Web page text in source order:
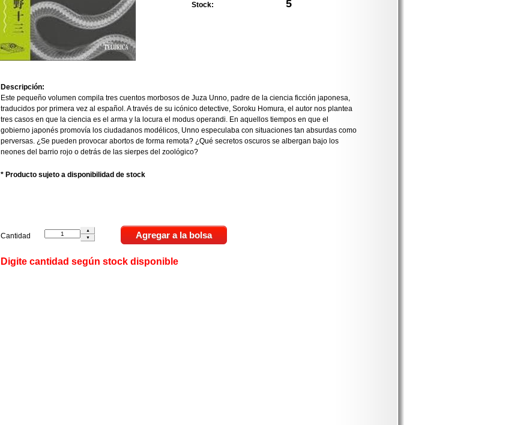
Stock: 5
Descripción:
Este pequeño volumen compila tres cuentos morbosos de Juza Unno, padre de la ciencia ficción japonesa,
traducidos por primera vez al español. A través de su icónico detective, Soroku Homura, el autor nos plantea
tres casos en que la ciencia es el arma y la locura el modus operandi. En aquellos tiempos en que el
gobierno japonés promovía los ciudadanos modélicos, Unno especulaba con situaciones tan absurdas como
perversas. ¿Se pueden provocar abortos de forma remota? ¿Qué secretos oscuros se albergan bajo los
neones del barrio rojo o detrás de las sierpes del zoológico?
* Producto sujeto a disponibilidad de stock
Cantidad
Digite cantidad según stock disponible